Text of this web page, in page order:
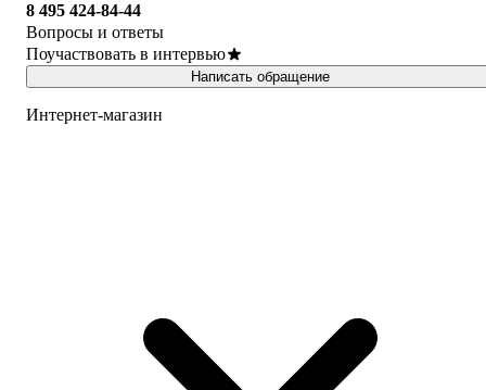
8 495 424-84-44
Вопросы и ответы
Поучаствовать в интервью
Написать обращение
Интернет-магазин